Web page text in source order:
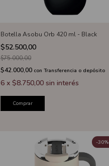
Botella Asobu Orb 420 ml - Black
$52.500,00
$75.000,00
$42.000,00 con Transferencia o depósito
6 x $8.750,00 sin interés
Comprar
-30%